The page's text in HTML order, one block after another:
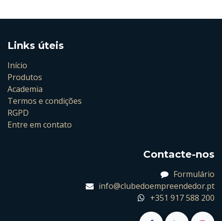
Links úteis
Início
Produtos
Academia
Termos e condições
RGPD
Entre em contato
Contacte-nos
Formulário
info@clubedoempreendedor.pt
+351 917 588 200